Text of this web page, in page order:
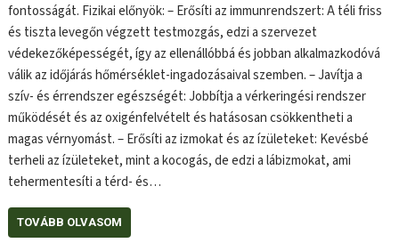
fontosságát. Fizikai előnyök: – Erősíti az immunrendszert: A téli friss
és tiszta levegőn végzett testmozgás, edzi a szervezet
védekezőképességét, így az ellenállóbbá és jobban alkalmazkodóvá
válik az időjárás hőmérséklet-ingadozásaival szemben. – Javítja a
szív- és érrendszer egészségét: Jobbítja a vérkeringési rendszer
működését és az oxigénfelvételt és hatásosan csökkentheti a
magas vérnyomást. – Erősíti az izmokat és az ízületeket: Kevésbé
terheli az ízületeket, mint a kocogás, de edzi a lábizmokat, ami
tehermentesíti a térd- és…
TOVÁBB OLVASOM